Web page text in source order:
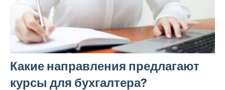
Какие направления предлагают
курсы для бухгалтера?